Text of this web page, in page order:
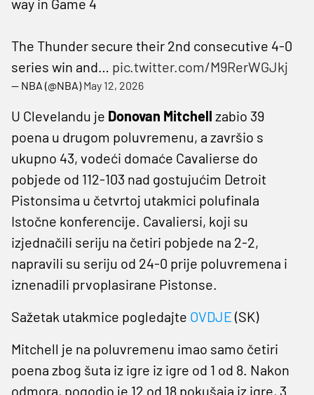
way in Game 4
The Thunder secure their 2nd consecutive 4-0
series win and… pic.twitter.com/M9RerWGJkj
— NBA (@NBA)May 12, 2026
U Clevelandu je Donovan Mitchell zabio 39
poena u drugom poluvremenu, a završio s
ukupno 43, vodeći domaće Cavalierse do
pobjede od 112-103 nad gostujućim Detroit
Pistonsima u četvrtoj utakmici polufinala
Istočne konferencije. Cavaliersi, koji su
izjednačili seriju na četiri pobjede na 2-2,
napravili su seriju od 24-0 prije poluvremena i
iznenadili prvoplasirane Pistonse.
Sažetak utakmice pogledajte OVDJE (SK)
Mitchell je na poluvremenu imao samo četiri
poena zbog šuta iz igre iz igre od 1 od 8. Nakon
odmora, pogodio je 12 od 18 pokušaja iz igre, 3